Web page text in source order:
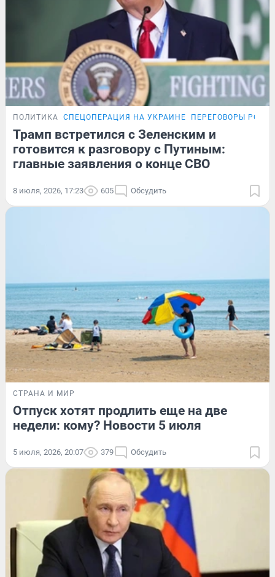
ПОЛИТИКА СПЕЦОПЕРАЦИЯ НА УКРАИНЕ ПЕРЕГОВОРЫ
Трамп встретился с Зеленским и
готовится к разговору с Путиным:
главные заявления о конце СВО
8 июля, 2026, 17:23 605 Обсудить
СТРАНА И МИР
Отпуск хотят продлить еще на две
недели: кому? Новости 5 июля
5 июля, 2026, 20:07 379 Обсудить